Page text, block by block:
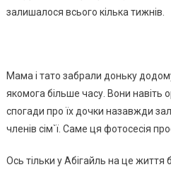
залишалося всього кілька тижнів.
Мама і тато забрали доньку
якомога більше часу. Вони навіть
спогади про їх дочки назавжди
членів сім`ї. Саме ця фотосесія
Ось тільки у Абігайль на це життя